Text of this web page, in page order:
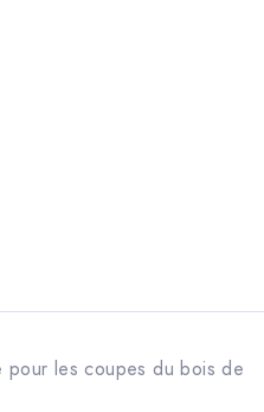
les coupes du bois de